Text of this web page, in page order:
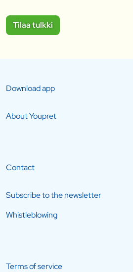
Tilaa tulkki
Download app
About Youpret
Contact
Subscribe to the newsletter
Whistleblowing
Terms of service